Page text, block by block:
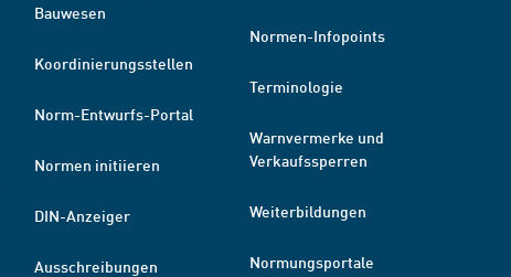
Bauwesen
Koordinierungsstellen
Norm-Entwurfs-Portal
Normen initiieren
DIN-Anzeiger
Ausschreibungen
Normen-Infopoints
Terminologie
Warnvermerke und
Verkaufssperren
Weiterbildungen
Normungsportale